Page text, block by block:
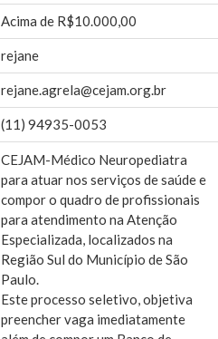
Acima de R$10.000,00
rejane
rejane.agrela@cejam.org.br
(11) 94935-0053
CEJAM-Médico Neuropediatra
para atuar nos serviços de saúde e
compor o quadro de profissionais
para atendimento na Atenção
Especializada, localizados na
Região Sul do Município de São
Paulo.
Este processo seletivo, objetiva
preencher vaga imediatamente